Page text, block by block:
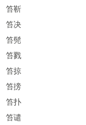
笞靳
笞决
笞髡
笞戮
笞掠
笞搒
笞扑
笞谴